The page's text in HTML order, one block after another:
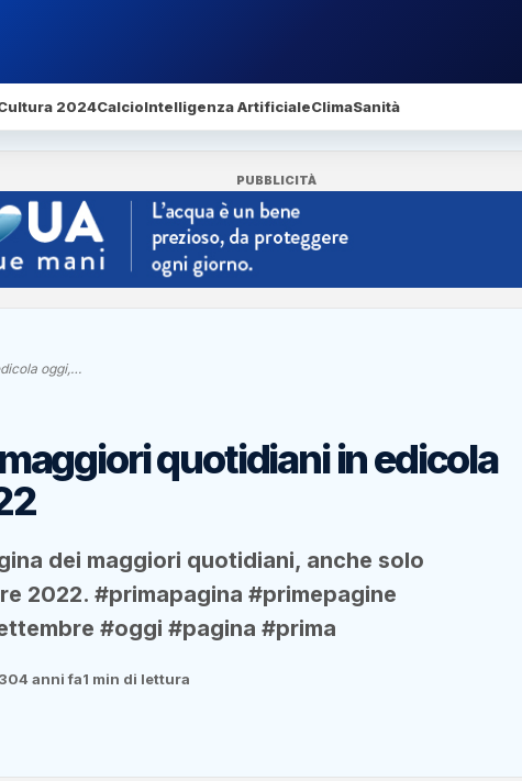
2024CalcioIntelligenza ArtificialeClimaSanità
PUBBLICITÀ
oggi,…
quotidiani in edicola
dei maggiori quotidiani, anche solo
2022. #primapagina #primepagine
#oggi #pagina #prima
4 anni fa1 min di lettura